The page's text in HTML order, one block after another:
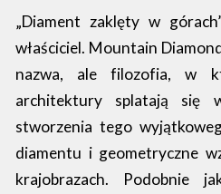
„Diament zaklęty w
właściciel. Mountain
nazwa, ale filozofia, w
architektury splatają się
stworzenia tego
diamentu i geometryczne
krajobrazach. Podobnie